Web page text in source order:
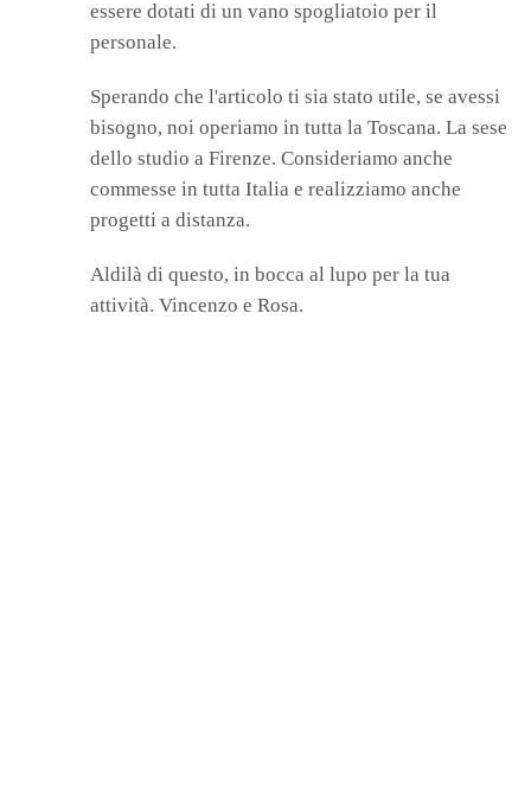
essere dotati di un vano spogliatoio per il
personale.
Sperando che l'articolo ti sia stato utile, se avessi
bisogno, noi operiamo in tutta la Toscana. La sese
dello studio a Firenze. Consideriamo anche
commesse in tutta Italia e realizziamo anche
progetti a distanza.
Aldilà di questo, in bocca al lupo per la tua
attività. Vincenzo e Rosa.